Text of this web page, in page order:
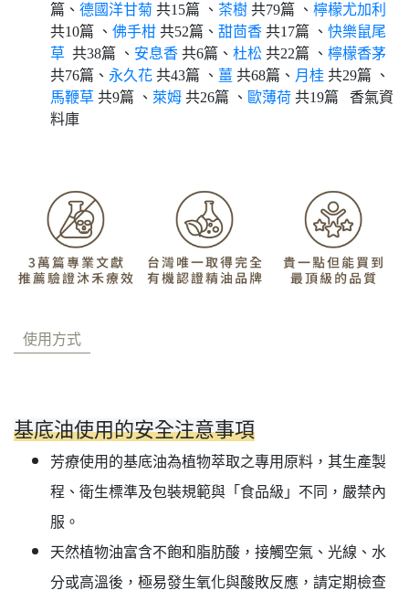
篇、 德國洋甘菊 共15篇 、 茶樹 共79篇 、 檸檬尤加利
共10篇 、 佛手柑 共52篇、 甜茴香 共17篇 、 快樂鼠尾
草 共38篇 、 安息香 共6篇、 杜松 共22篇 、 檸檬香茅
共76篇、 永久花 共43篇 、 薑 共68篇、 月桂 共29篇 、
馬鞭草 共9篇 、 萊姆 共26篇 、 歐薄荷 共19篇 香氣資
料庫
使用方式
基底油使用的安全注意事項
芳療使用的基底油為植物萃取之專用原料，其生產製
程、衛生標準及包裝規範與「食品級」不同，嚴禁內
服。
天然植物油富含不飽和脂肪酸，接觸空氣、光線、水
分或高溫後，極易發生氧化與酸敗反應，請定期檢查